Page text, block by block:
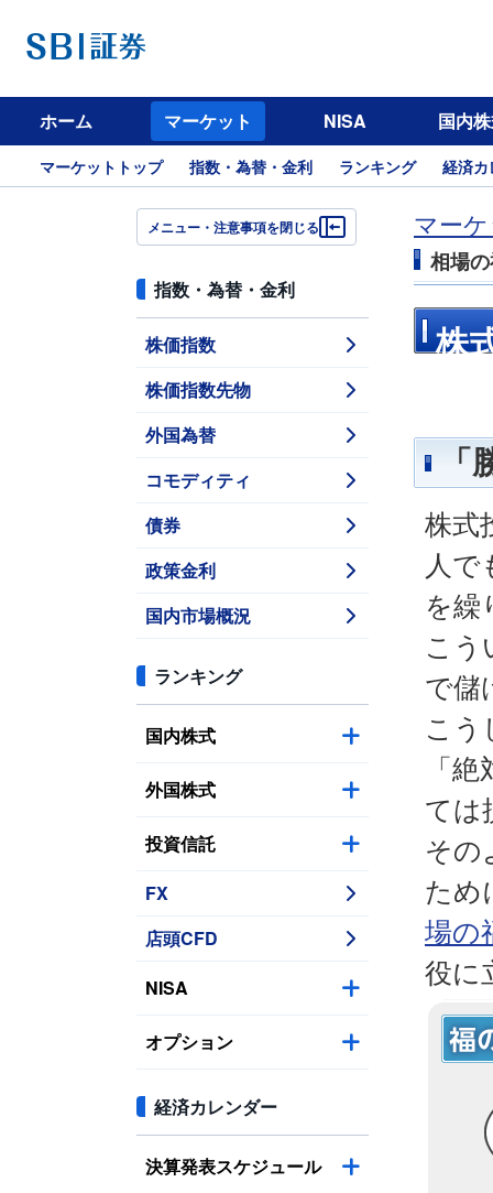
ホーム マーケット NISA 国内
マーケットトップ 指数・為替・金利 ランキング 経済
メニュー・注意事項を閉じる
指数・為替・金利
株価指数
株価指数先物
外国為替
コモディティ
債券
政策金利
国内市場概況
ランキング
国内株式
外国株式
投資信託
FX
店頭CFD
NISA
オプション
経済カレンダー
決算発表スケジュール
マー
相場
株
株式
人で
を繰
こう
で儲
こう
「
ては
その
ため
場の
役に